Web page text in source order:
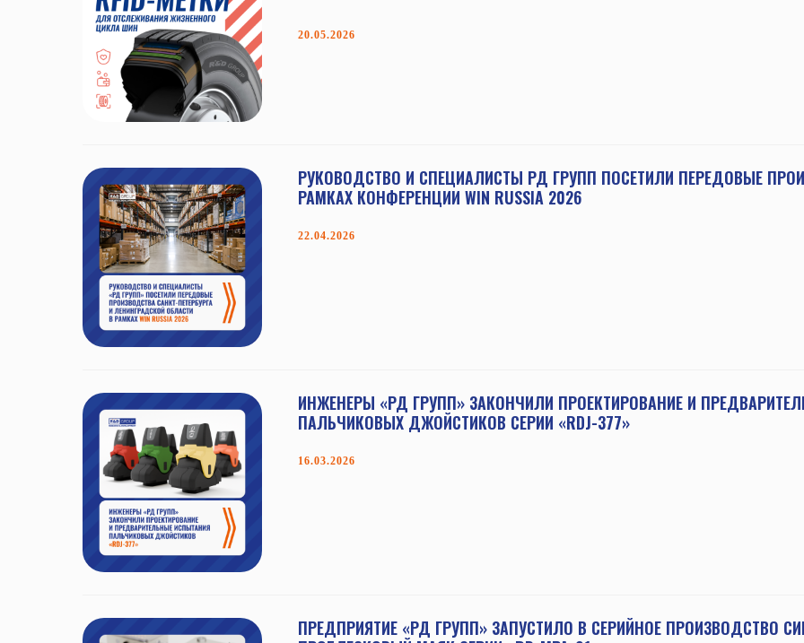
20.05.2026
РУКОВОДСТВО И СПЕЦИАЛИСТЫ РД ГРУПП ПОСЕТИЛИ ПЕРЕДОВЫЕ
РАМКАХ КОНФЕРЕНЦИИ WIN RUSSIA 2026
22.04.2026
ИНЖЕНЕРЫ «РД ГРУПП» ЗАКОНЧИЛИ ПРОЕКТИРОВАНИЕ И
ПАЛЬЧИКОВЫХ ДЖОЙСТИКОВ СЕРИИ «RDJ-377»
16.03.2026
ПРЕДПРИЯТИЕ «РД ГРУПП» ЗАПУСТИЛО В СЕРИЙНОЕ ПРОИЗВОДСТВО